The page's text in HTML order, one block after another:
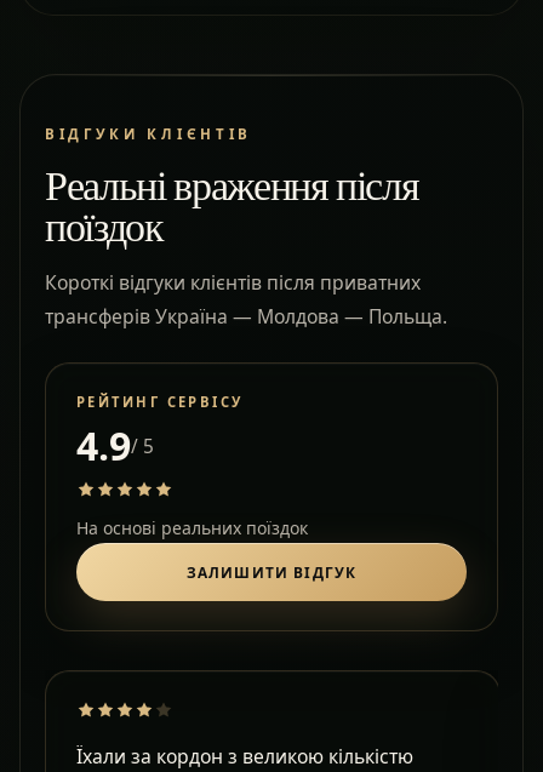
ВІДГУКИ КЛІЄНТІВ
Реальні враження після
поїздок
Короткі відгуки клієнтів після приватних
трансферів Україна — Молдова — Польща.
РЕЙТИНГ СЕРВІСУ
4.9/ 5
На основі реальних поїздок
ЗАЛИШИТИ ВІДГУК
Їхали за кордон з великою кількістю